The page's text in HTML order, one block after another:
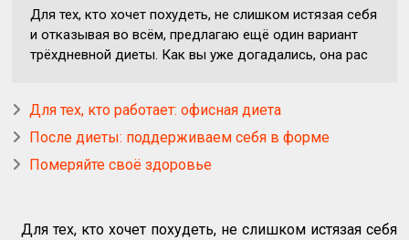
Для тех, кто хочет похудеть, не слишком истязая себя
и отказывая во всём, предлагаю ещё один вариант
трёхдневной диеты. Как вы уже догадались, она рас
Для тех, кто работает: офисная диета
После диеты: поддерживаем себя в форме
Померяйте своё здоровье
Для тех, кто хочет похудеть, не слишком истязая себя